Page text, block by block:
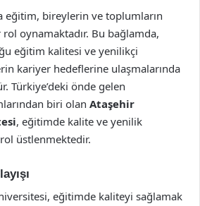
eğitim, bireylerin ve toplumların
oynamaktadır. Bu bağlamda,
eğitim kalitesi ve yenilikçi
kariyer hedeflerine ulaşmalarında
Türkiye’deki önde gelen
biri olan Ataşehir
, eğitimde kalite ve yenilik
üstlenmektedir.
eğitimde kaliteyi sağlamak